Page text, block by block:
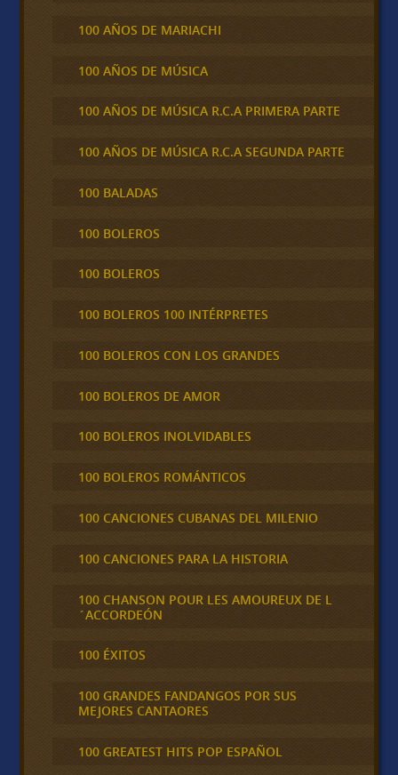
100 AÑOS DE MARIACHI
100 AÑOS DE MÚSICA
100 AÑOS DE MÚSICA R.C.A PRIMERA PARTE
100 AÑOS DE MÚSICA R.C.A SEGUNDA PARTE
100 BALADAS
100 BOLEROS
100 BOLEROS
100 BOLEROS 100 INTÉRPRETES
100 BOLEROS CON LOS GRANDES
100 BOLEROS DE AMOR
100 BOLEROS INOLVIDABLES
100 BOLEROS ROMÁNTICOS
100 CANCIONES CUBANAS DEL MILENIO
100 CANCIONES PARA LA HISTORIA
100 CHANSON POUR LES AMOUREUX DE L
´ACCORDEÓN
100 ÉXITOS
100 GRANDES FANDANGOS POR SUS
MEJORES CANTAORES
100 GREATEST HITS POP ESPAÑOL